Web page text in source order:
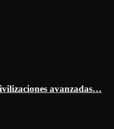
avanzadas…